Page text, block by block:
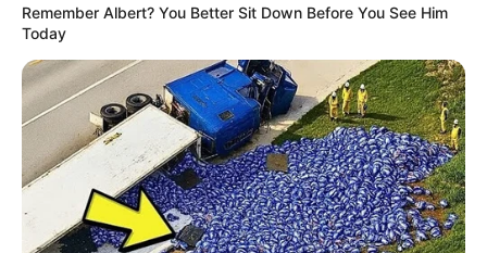
Remember Albert? You Better Sit Down Before You See Him
Today